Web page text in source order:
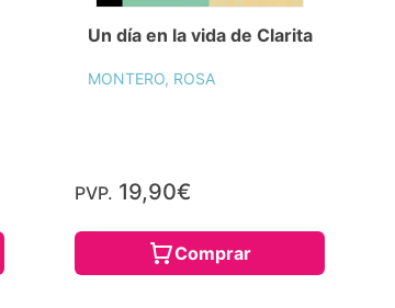
Un día en la vida de Clarita
MONTERO, ROSA
PVP. 19,90€
Comprar